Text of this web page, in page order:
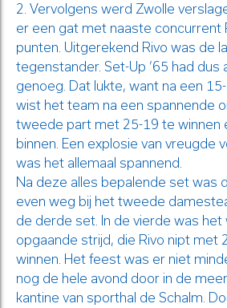
2. Vervolgens werd Zwolle
er een gat met naaste concurrent
punten. Uitgerekend Rivo was de
tegenstander. Set-Up ’65 had dus
genoeg. Dat lukte, want na een
wist het team na een spannende
tweede part met 25-19 te winnen
binnen. Een explosie van vreugde
was het allemaal spannend.
Na deze alles bepalende set was
even weg bij het tweede
de derde set. In de vierde was het
opgaande strijd, die Rivo nipt met
winnen. Het feest was er niet
nog de hele avond door in de
kantine van sporthal de Schalm.